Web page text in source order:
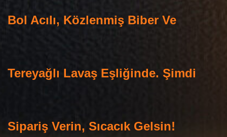
Bol Acılı, Közlenmiş Biber Ve
Tereyağlı Lavaş Eşliğinde. Şimdi
Sipariş Verin, Sıcacık Gelsin!